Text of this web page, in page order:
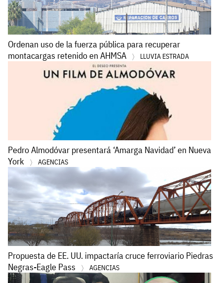
Ordenan uso de la fuerza pública para recuperar
montacargas retenido en AHMSA
LLUVIA ESTRADA
Pedro Almodóvar presentará ‘Amarga Navidad’ en Nueva
York
AGENCIAS
Propuesta de EE. UU. impactaría cruce ferroviario Piedras
Negras-Eagle Pass
AGENCIAS